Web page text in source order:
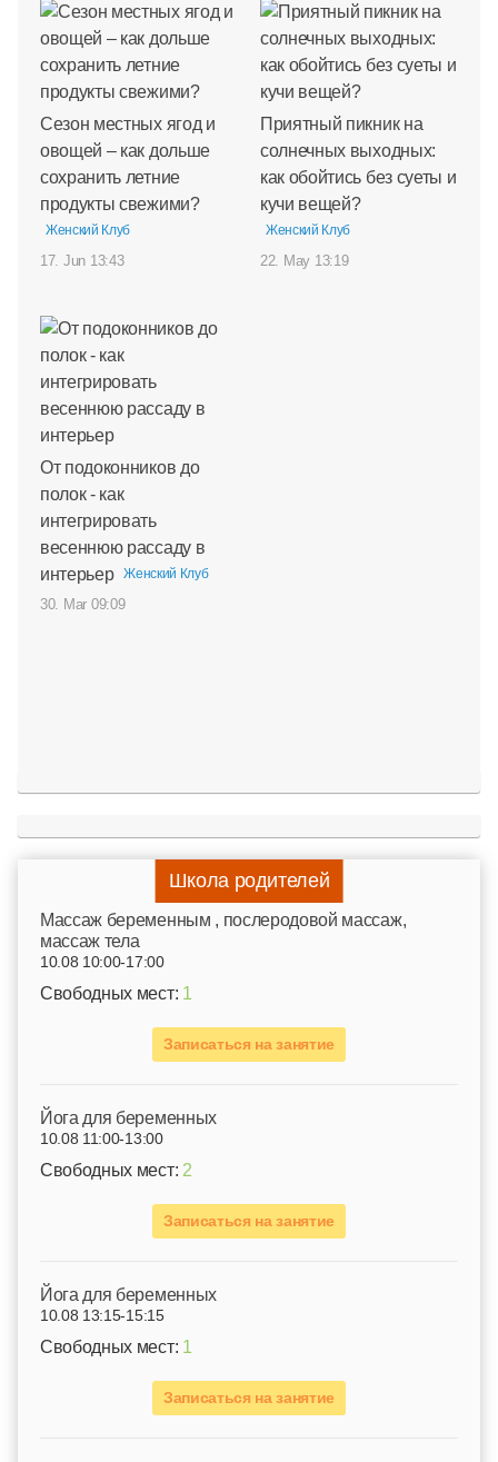
Сезон местных ягод и
овощей – как дольше
сохранить летние
продукты свежими?
Женский Клуб
17. Jun 13:43
Приятный пикник на
солнечных выходных:
как обойтись без суеты и
кучи вещей?
Женский Клуб
22. May 13:19
От подоконников до
полок - как
интегрировать
весеннюю рассаду в
интерьер
Женский Клуб
30. Mar 09:09
Школа родителей
Mассаж беременным , послеродовой массаж,
массаж тела
10.08 10:00-17:00
Свободных мест: 1
Записаться на занятие
Йога для беременных
10.08 11:00-13:00
Свободных мест: 2
Записаться на занятие
Йога для беременных
10.08 13:15-15:15
Свободных мест: 1
Записаться на занятие